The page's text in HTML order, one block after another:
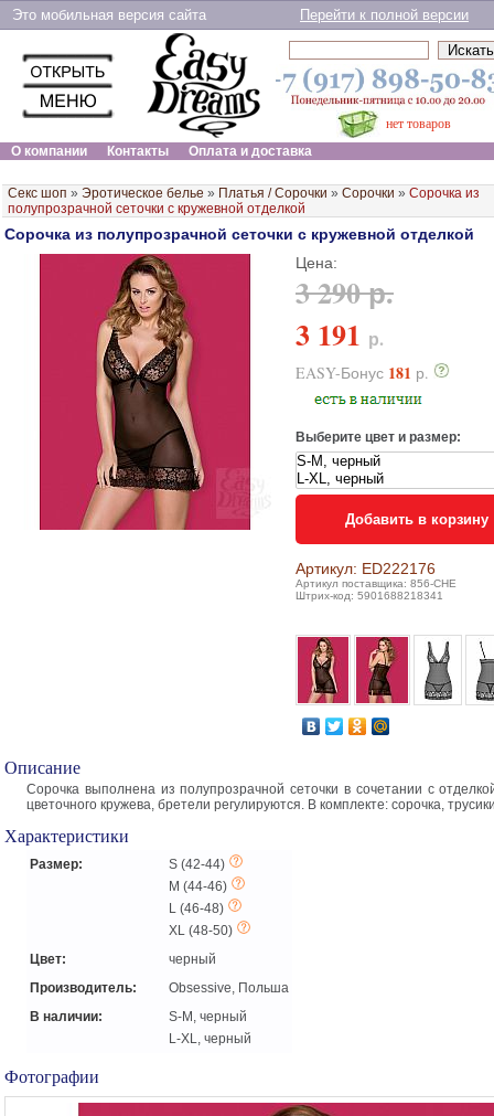
Это мобильная версия сайта Перейти к полной версии
нет товаров
О компании
Контакты Оплата и доставка
Секс шоп » Эротическое белье » Платья / Сорочки » Сорочки » Сорочка из
полупрозрачной сеточки с кружевной отделкой
Сорочка из полупрозрачной сеточки с кружевной отделкой
Цена:
3 290 р.
3 191 р.
EASY-Бонус 181 р.
Выберите цвет и размер:
Добавить в корзину
Артикул: ED222176
Артикул поставщика: 856-CHE
Штрих-код: 5901688218341
Описание
Сорочка выполнена из полупрозрачной сеточки в сочетании с
цветочного кружева, бретели регулируются. В комплекте: сорочка,
Характеристики
Размер:
S (42-44)
M (44-46)
L (46-48)
XL (48-50)
Цвет:
черный
Производитель:
Obsessive, Польша
В наличии:
S-M, черный
L-XL, черный
Фотографии